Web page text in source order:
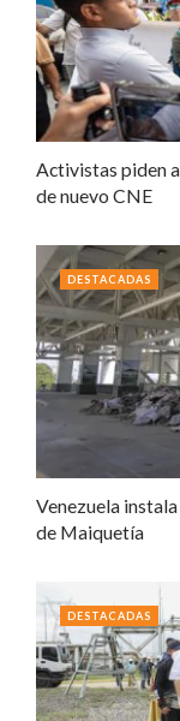
Activistas piden
de nuevo CNE
Venezuela
de Maiquetía
DESTACADAS
DESTACADAS